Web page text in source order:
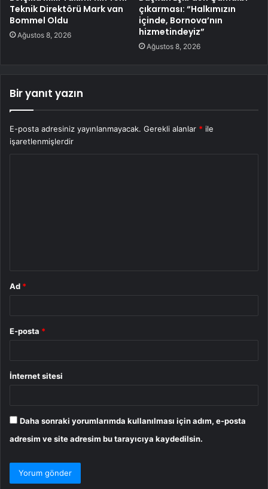
Teknik Direktörü Mark van
Bommel Oldu
Ağustos 8, 2026
çıkarması: “Halkımızın
içinde, Bornova’nın
hizmetindeyiz”
Ağustos 8, 2026
Bir yanıt yazın
E-posta adresiniz yayınlanmayacak. Gerekli alanlar * ile
işaretlenmişlerdir
Ad *
E-posta *
İnternet sitesi
Daha sonraki yorumlarımda kullanılması için adım, e-posta
adresim ve site adresim bu tarayıcıya kaydedilsin.